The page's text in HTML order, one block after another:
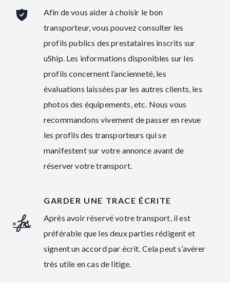
Afin de vous aider à choisir le bon
transporteur, vous pouvez consulter les
profils publics des prestataires inscrits sur
uShip. Les informations disponibles sur les
profils concernent l’ancienneté, les
évaluations laissées par les autres clients, les
photos des équipements, etc. Nous vous
recommandons vivement de passer en revue
les profils des transporteurs qui se
manifestent sur votre annonce avant de
réserver votre transport.
GARDER UNE TRACE ÉCRITE
Après avoir réservé votre transport, il est
préférable que les deux parties rédigent et
signent un accord par écrit. Cela peut s’avérer
très utile en cas de litige.